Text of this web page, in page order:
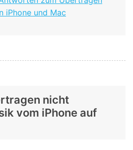
iPhone und Mac
nicht
vom iPhone auf